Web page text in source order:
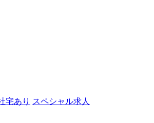
宅あり スペシャル求人